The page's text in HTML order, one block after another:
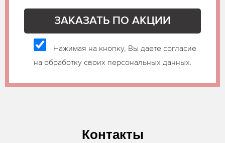
Нажимая на кнопку, Вы даете согласие
на обработку своих персональных данных.
Контакты